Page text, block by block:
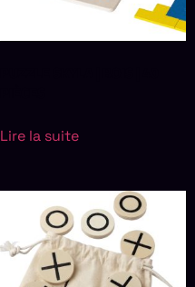
Lire la suite